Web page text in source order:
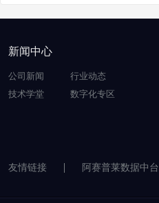
新闻中心
公司新闻
行业动态
技术学堂
数字化专区
友情链接 阿赛普莱数据中台